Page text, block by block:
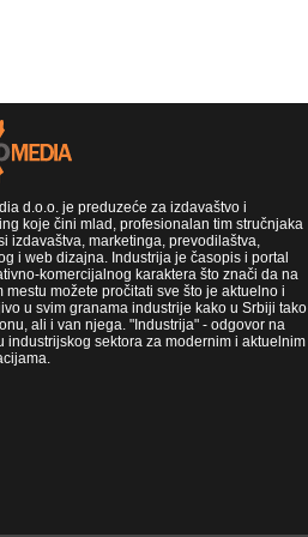
d.o.o. je preduzeće za izdavaštvo i
koje čini mlad, profesionalan tim stručnjaka
izdavaštva, marketinga, prevodilaštva,
i web dizajna. Industrija je časopis i portal
komercijalnog karaktera što znači da na
mestu možete pročitati sve što je aktuelno i
u svim granama industrije kako u Srbiji tako
ali i van njega. "Industrija" - odgovor na
industrijskog sektora za modernim i aktuelnim